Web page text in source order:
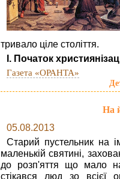
тривало ціле століття.
І. Початок
Газета «ОРАНТА»
На
05.08.2013
Старий пустельник на
маленькій святині,
до розп'яття що мало
стікався люд зо всієї